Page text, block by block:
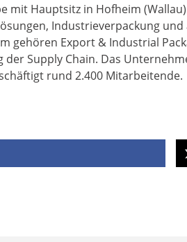
mit Hauptsitz in Hofheim
Industrieverpackung
gehören Export & Industrial
der Supply Chain. Das
rund 2.400 Mitarbeitende.